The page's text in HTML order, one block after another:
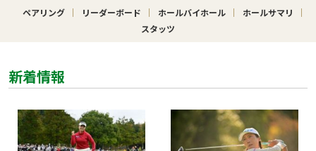
ペアリング リーダーボード ホールバイホール
ホールサマリ
スタッツ
新着情報